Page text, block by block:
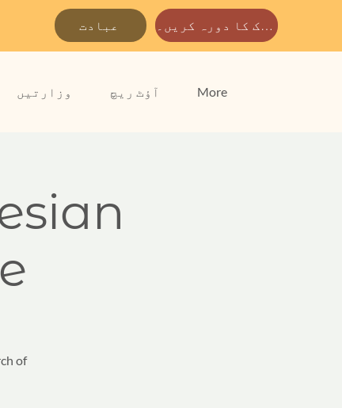
عبادت ہمارے پارک کا دورہ کریں۔
وزارتیں آؤٹ ریچ More
of